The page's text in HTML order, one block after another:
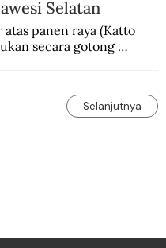
Selatan
panen raya (Katto
secara gotong
Selanjutnya